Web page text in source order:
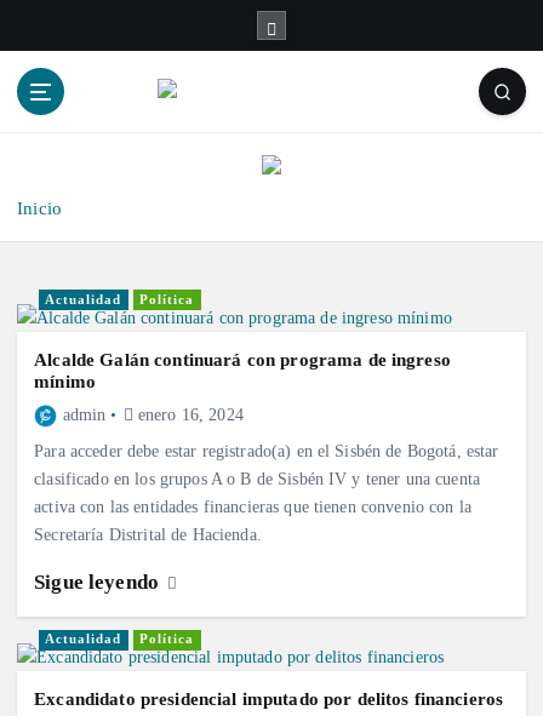
Inicio
Actualidad Política
Alcalde Galán continuará con programa de ingreso
mínimo
admin enero 16, 2024
Para acceder debe estar registrado(a) en el Sisbén de Bogotá, estar
clasificado en los grupos A o B de Sisbén IV y tener una cuenta
activa con las entidades financieras que tienen convenio con la
Secretaría Distrital de Hacienda.
Sigue leyendo
Actualidad Política
Excandidato presidencial imputado por delitos financieros